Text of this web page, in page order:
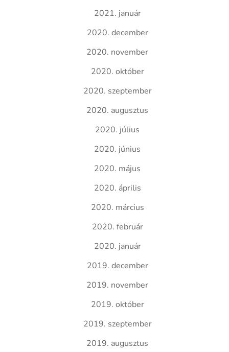
2021. január
2020. december
2020. november
2020. október
2020. szeptember
2020. augusztus
2020. július
2020. június
2020. május
2020. április
2020. március
2020. február
2020. január
2019. december
2019. november
2019. október
2019. szeptember
2019. augusztus